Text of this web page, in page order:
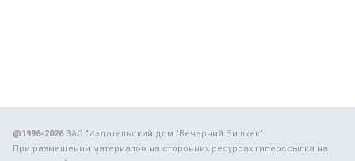
@1996-2026ЗАО "Издательский дом "Вечерний Бишкек"
При размещении материалов на сторонних ресурсах гиперссылка на